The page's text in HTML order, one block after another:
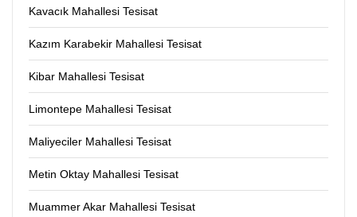
Kavacık Mahallesi Tesisat
Kazım Karabekir Mahallesi Tesisat
Kibar Mahallesi Tesisat
Limontepe Mahallesi Tesisat
Maliyeciler Mahallesi Tesisat
Metin Oktay Mahallesi Tesisat
Muammer Akar Mahallesi Tesisat